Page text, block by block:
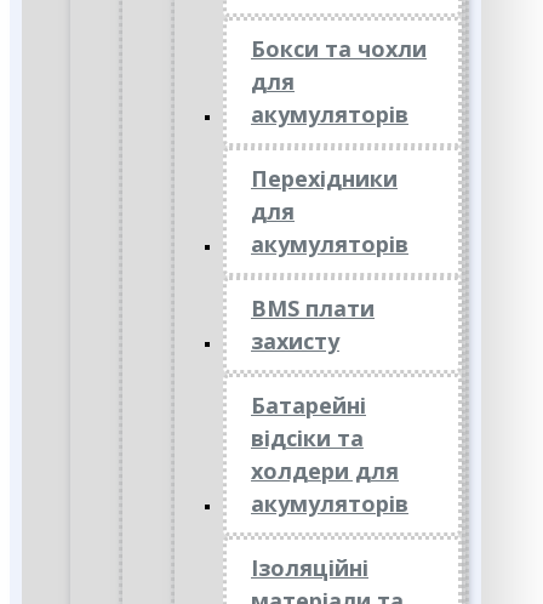
Бокси та чохли
для
акумуляторів
Перехідники
для
акумуляторів
BMS плати
захисту
Батарейні
відсіки та
холдери для
акумуляторів
Ізоляційні